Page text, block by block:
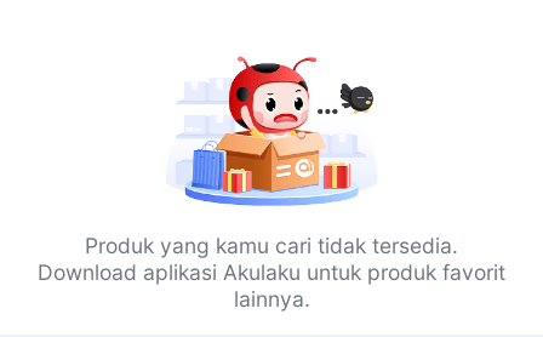
Produk yang kamu cari tidak tersedia.
Download aplikasi Akulaku untuk produk favorit
lainnya.